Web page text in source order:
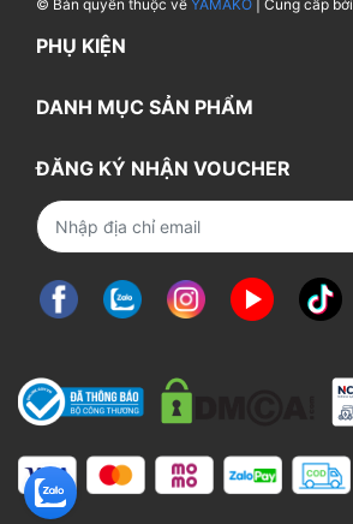
© Bản quyền thuộc về YAMAKO | Cung cấp bởi
PHỤ KIỆN
DANH MỤC SẢN PHẨM
ĐĂNG KÝ NHẬN VOUCHER